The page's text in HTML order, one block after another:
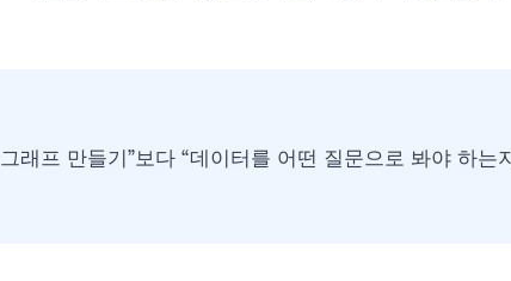
래프 만들기”보다 “데이터를 어떤 질문으로 봐야 하는